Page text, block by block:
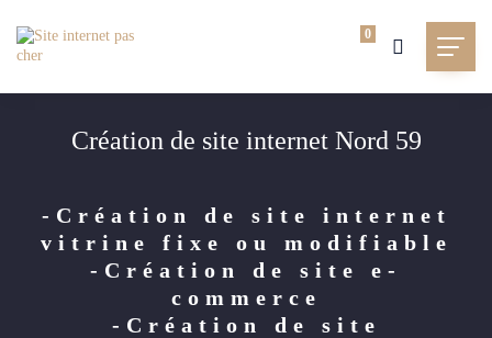
0
Création de site internet Nord 59
-Création de site internet
vitrine fixe ou modifiable
-Création de site e-
commerce
-Création de site